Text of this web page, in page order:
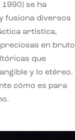
1990) se ha
fusiona diversos
artística,
en bruto
que
y lo etéreo.
cómo es para